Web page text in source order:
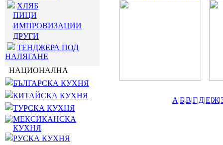
ХЛЯБ
ПИЦИ
ИМПРОВИЗАЦИИ
ДРУГИ
ТЕНДЖЕРА ПОД
НАЛЯГАНЕ
НАЦИОНАЛНА
БЪЛГАРСКА КУХНЯ
КИТАЙСКА КУХНЯ
ТУРСКА КУХНЯ
МЕКСИКАНСКА
КУХНЯ
РУСКА КУХНЯ
А|Б|В|Г|Д|Е|Ж|